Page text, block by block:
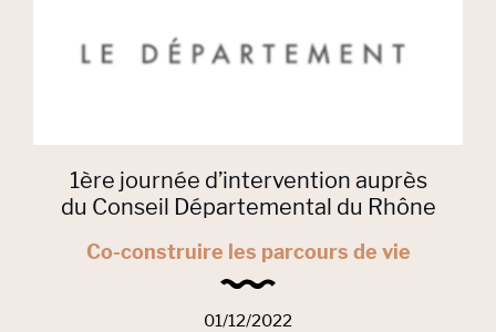
1ère journée d’intervention auprès
du Conseil Départemental du Rhône
Co-construire les parcours de vie
01/12/2022